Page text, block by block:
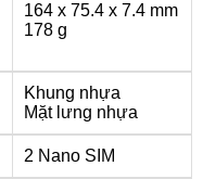
164 x 75.4 x 7.4 mm
178 g
Khung nhựa
Mặt lưng nhựa
2 Nano SIM